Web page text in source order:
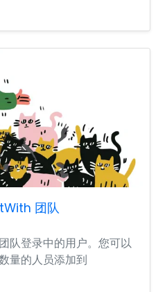
团队
队登录中的用户。您可以
量的人员添加到